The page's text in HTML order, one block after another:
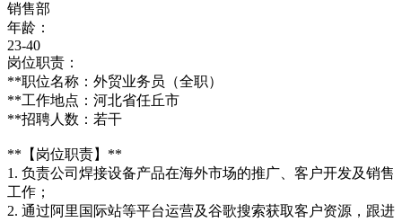
销售部
年龄：
23-40
岗位职责：
**职位名称：外贸业务员（全职）
**工作地点：河北省任丘市
**招聘人数：若干
**【岗位职责】**
1. 负责公司焊接设备产品在海外市场的推广、客户开发及销售
工作；
2. 通过阿里国际站等平台运营及谷歌搜索获取客户资源，跟进